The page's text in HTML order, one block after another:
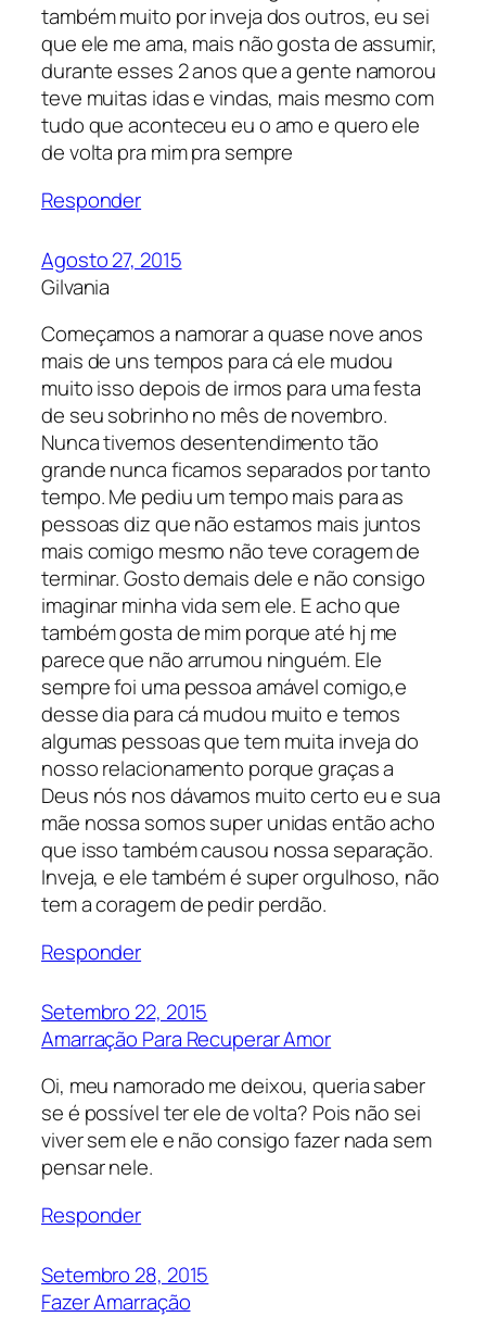
também muito por inveja dos outros, eu sei
que ele me ama, mais não gosta de assumir,
durante esses 2 anos que a gente namorou
teve muitas idas e vindas, mais mesmo com
tudo que aconteceu eu o amo e quero ele
de volta pra mim pra sempre
Responder
Agosto 27, 2015
Gilvania
Começamos a namorar a quase nove anos
mais de uns tempos para cá ele mudou
muito isso depois de irmos para uma festa
de seu sobrinho no mês de novembro.
Nunca tivemos desentendimento tão
grande nunca ficamos separados por tanto
tempo. Me pediu um tempo mais para as
pessoas diz que não estamos mais juntos
mais comigo mesmo não teve coragem de
terminar. Gosto demais dele e não consigo
imaginar minha vida sem ele. E acho que
também gosta de mim porque até hj me
parece que não arrumou ninguém. Ele
sempre foi uma pessoa amável comigo,e
desse dia para cá mudou muito e temos
algumas pessoas que tem muita inveja do
nosso relacionamento porque graças a
Deus nós nos dávamos muito certo eu e sua
mãe nossa somos super unidas então acho
que isso também causou nossa separação.
Inveja, e ele também é super orgulhoso, não
tem a coragem de pedir perdão.
Responder
Setembro 22, 2015
Amarração Para Recuperar Amor
Oi, meu namorado me deixou, queria saber
se é possível ter ele de volta? Pois não sei
viver sem ele e não consigo fazer nada sem
pensar nele.
Responder
Setembro 28, 2015
Fazer Amarração